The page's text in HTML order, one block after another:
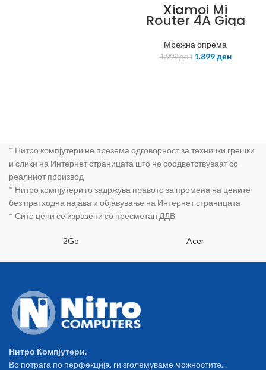
Xiamoi Mi
Router 4A Giga
Edition
Мрежна опрема
1.999ден 1.899ден
* Нитро компјутери не презема одговорност за технички грешки
и слики на Интернет страницата што не соодветствуваат со
реалниот производ
* Нитро компјутери го задржува правото за промена на цените
без претходна најава и објавување на Интернет страницата
* Сите цени се изразени со пресметан ДДВ
2Go Acer
Нитро Компјутери.
Во потрага по перфекција, ги зголемуваме можностите...